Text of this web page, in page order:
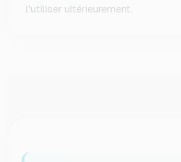
l'utiliser ultérieurement.